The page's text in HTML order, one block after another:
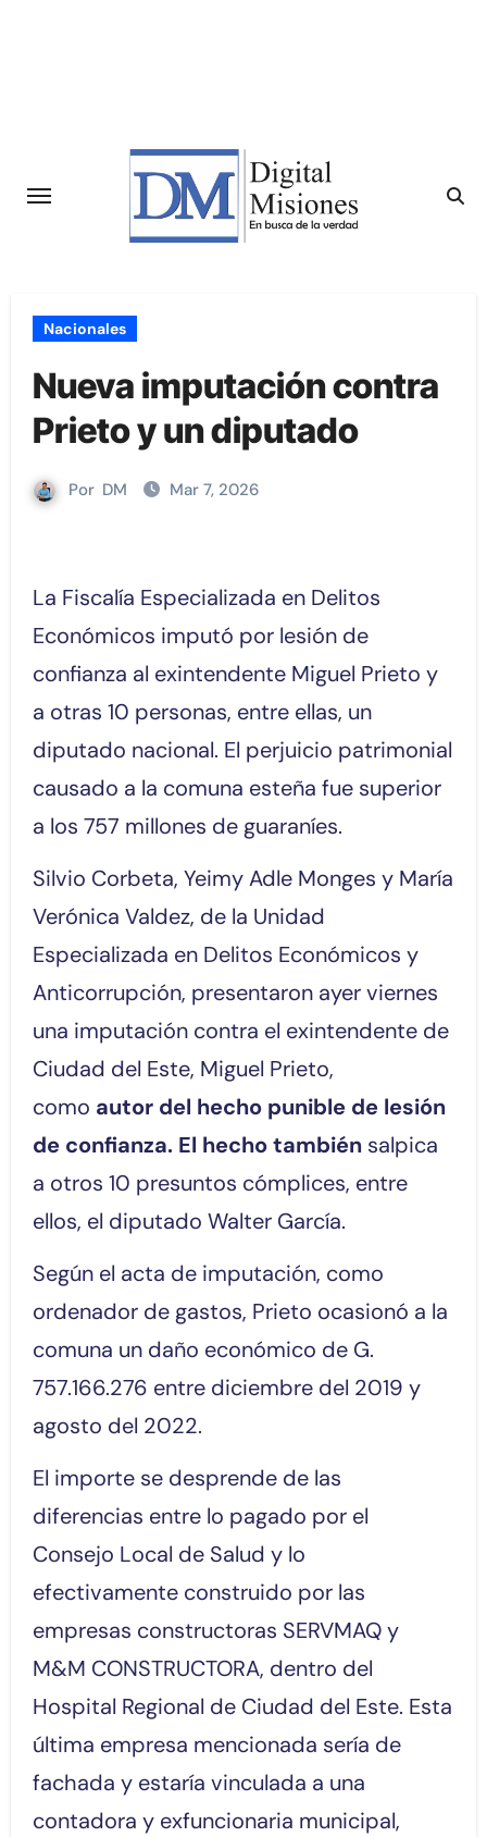
Nacionales
Nueva imputación contra
Prieto y un diputado
Por DM Mar 7, 2026
La Fiscalía Especializada en Delitos
Económicos imputó por lesión de
confianza al exintendente Miguel Prieto y
a otras 10 personas, entre ellas, un
diputado nacional. El perjuicio patrimonial
causado a la comuna esteña fue superior
a los 757 millones de guaraníes.
Silvio Corbeta, Yeimy Adle Monges y María
Verónica Valdez, de la Unidad
Especializada en Delitos Económicos y
Anticorrupción, presentaron ayer viernes
una imputación contra el exintendente de
Ciudad del Este, Miguel Prieto,
como autor del hecho punible de lesión
de confianza. El hecho tambiénsalpica
a otros 10 presuntos cómplices, entre
ellos, el diputado Walter García.
Según el acta de imputación, como
ordenador de gastos, Prieto ocasionó a la
comuna un daño económico de G.
757.166.276 entre diciembre del 2019 y
agosto del 2022.
El importe se desprende de las
diferencias entre lo pagado por el
Consejo Local de Salud y lo
efectivamente construido por las
empresas constructoras SERVMAQ y
M&M CONSTRUCTORA, dentro del
Hospital Regional de Ciudad del Este. Esta
última empresa mencionada sería de
fachada y estaría vinculada a una
contadora y exfuncionaria municipal,